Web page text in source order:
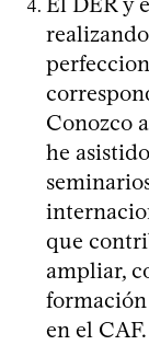
Conozco
he
que
ampliar,
en el